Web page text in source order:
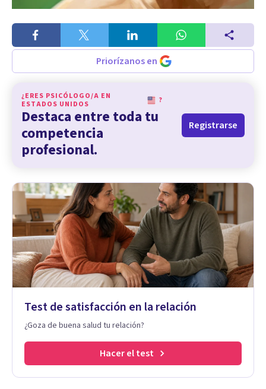
Priorízanos en
¿ERES PSICÓLOGO/A EN
ESTADOS UNIDOS
?
Destaca entre toda tu
competencia
profesional.
Registrarse
Test de satisfacción en la relación
¿Goza de buena salud tu relación?
Hacer el test